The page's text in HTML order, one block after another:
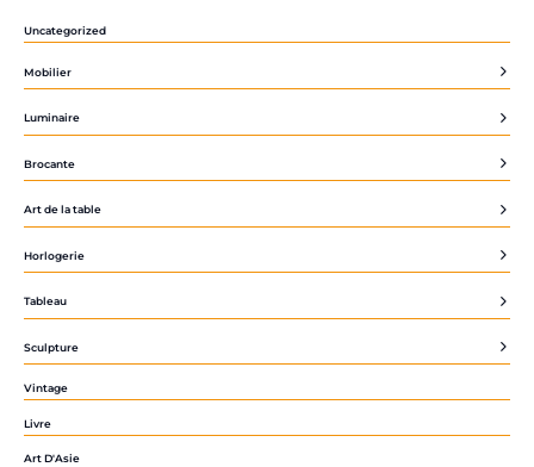
Uncategorized
Mobilier
Luminaire
Brocante
Art de la table
Horlogerie
Tableau
Sculpture
Vintage
Livre
Art D'Asie